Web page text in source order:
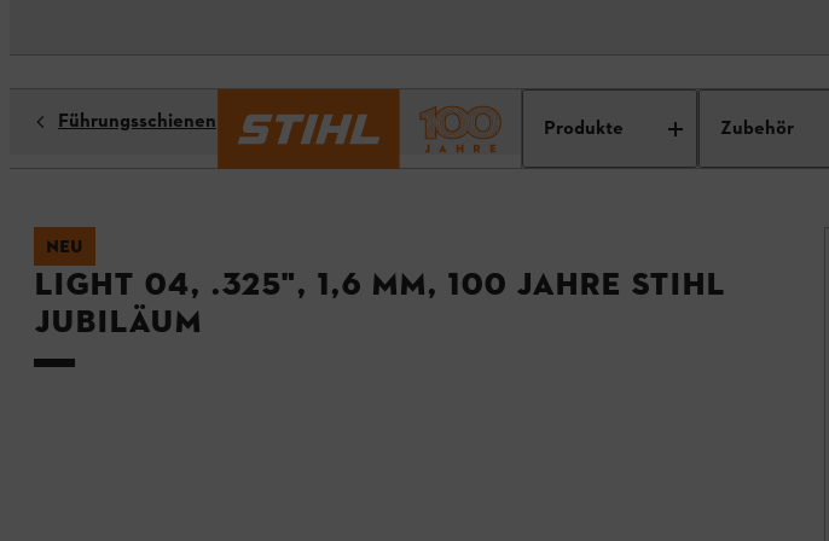
Produkte Zubehör
Führungsschienen
NEU
Light 04, .325", 1,6 mm, 100 Jahre STIHL
Jubiläum